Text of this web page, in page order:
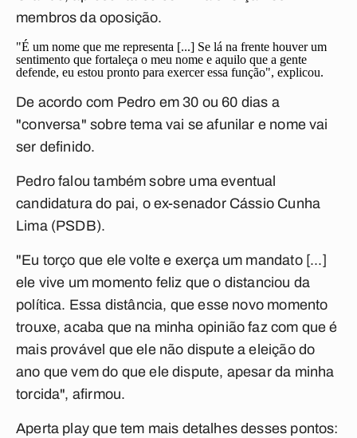
membros da oposição.
"É um nome que me representa [...] Se lá na frente houver um
sentimento que fortaleça o meu nome e aquilo que a gente
defende, eu estou pronto para exercer essa função", explicou.
De acordo com Pedro em 30 ou 60 dias a
"conversa" sobre tema vai se afunilar e nome vai
ser definido.
Pedro falou também sobre uma eventual
candidatura do pai, o ex-senador Cássio Cunha
Lima (PSDB).
"Eu torço que ele volte e exerça um mandato [...]
ele vive um momento feliz que o distanciou da
política. Essa distância, que esse novo momento
trouxe, acaba que na minha opinião faz com que é
mais provável que ele não dispute a eleição do
ano que vem do que ele dispute, apesar da minha
torcida", afirmou.
Aperta playque tem mais detalhes desses pontos: